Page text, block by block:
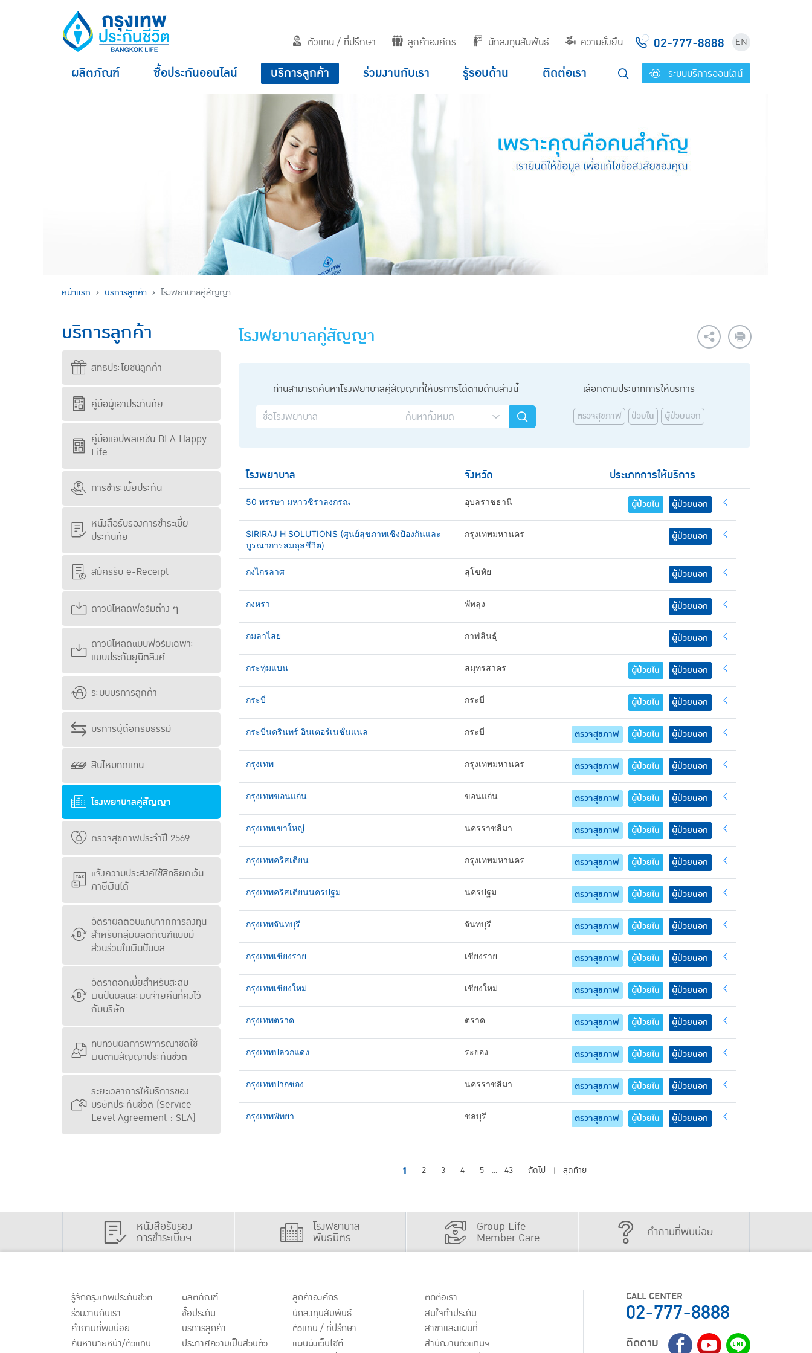
ตัวแทน / ที่ปรึกษา ลูกค้าองค์กร นักลงทุนสัมพันธ์ ความยั่งยืน 02-777-8888 EN
ผลิตภัณฑ์ ซื้อประกันออนไลน์ บริการลูกค้า ร่วมงานกับเรา รู้รอบด้าน ติดต่อเรา ระบบบริการออนไลน์
หน้าแรก บริการลูกค้า โรงพยาบาลคู่สัญญา
บริการลูกค้า
สิทธิประโยชน์ลูกค้า
คู่มือผู้เอาประกันภัย
คู่มือแอปพลิเคชัน BLA Happy
Life
การชำระเบี้ยประกัน
หนังสือรับรองการชำระเบี้ย
ประกันภัย
สมัครรับ e-Receipt
ดาวน์โหลดฟอร์มต่าง ๆ
ดาวน์โหลดแบบฟอร์มเฉพาะ
แบบประกันยูนิตลิงค์
ระบบบริการลูกค้า
บริการผู้ถือกรมธรรม์
สินไหมทดแทน
โรงพยาบาลคู่สัญญา
ตรวจสุขภาพประจำปี 2569
แจ้งความประสงค์ใช้สิทธิยกเว้น
ภาษีเงินได้
อัตราผลตอบแทนจากการลงทุน
สำหรับกลุ่มผลิตภัณฑ์แบบมี
ส่วนร่วมในเงินปันผล
อัตราดอกเบี้ยสำหรับสะสม
เงินปันผลและเงินจ่ายคืนที่คงไว้
กับบริษัท
ทบทวนผลการพิจารณาชดใช้
เงินตามสัญญาประกันชีวิต
ระยะเวลาการให้บริการของ
บริษัทประกันชีวิต (Service
Level Agreement : SLA)
โรงพยาบาลคู่สัญญา
ท่านสามารถค้นหาโรงพยาบาลคู่สัญญาที่ให้บริการได้ตามด้านล่างนี้ เลือกตามประเภทการให้บริการ
ตรวจสุขภาพ ป่วยใน ผู้ป่วยนอก
โรงพยาบาล จังหวัด ประเภทการให้บริการ
50 พรรษา มหาวชิราลงกรณ อุบลราชธานี ผู้ป่วยใน ผู้ป่วยนอก
SIRIRAJ H SOLUTIONS (ศูนย์สุขภาพเชิงป้องกันและ
บูรณาการสมดุลชีวิต)
กรุงเทพมหานคร ผู้ป่วยนอก
กงไกรลาศ สุโขทัย ผู้ป่วยนอก
กงหรา พัทลุง ผู้ป่วยนอก
กมลาไสย กาฬสินธุ์ ผู้ป่วยนอก
กระทุ่มแบน สมุทรสาคร ผู้ป่วยใน ผู้ป่วยนอก
กระบี่ กระบี่ ผู้ป่วยใน ผู้ป่วยนอก
กระบี่นครินทร์ อินเตอร์เนชั่นแนล กระบี่ ตรวจสุขภาพ ผู้ป่วยใน ผู้ป่วยนอก
กรุงเทพ กรุงเทพมหานคร ตรวจสุขภาพ ผู้ป่วยใน ผู้ป่วยนอก
กรุงเทพขอนแก่น ขอนแก่น ตรวจสุขภาพ ผู้ป่วยใน ผู้ป่วยนอก
กรุงเทพเขาใหญ่ นครราชสีมา ตรวจสุขภาพ ผู้ป่วยใน ผู้ป่วยนอก
กรุงเทพคริสเตียน กรุงเทพมหานคร ตรวจสุขภาพ ผู้ป่วยใน ผู้ป่วยนอก
กรุงเทพคริสเตียนนครปฐม นครปฐม ตรวจสุขภาพ ผู้ป่วยใน ผู้ป่วยนอก
กรุงเทพจันทบุรี จันทบุรี ตรวจสุขภาพ ผู้ป่วยใน ผู้ป่วยนอก
กรุงเทพเชียงราย เชียงราย ตรวจสุขภาพ ผู้ป่วยใน ผู้ป่วยนอก
กรุงเทพเชียงใหม่ เชียงใหม่ ตรวจสุขภาพ ผู้ป่วยใน ผู้ป่วยนอก
กรุงเทพตราด ตราด ตรวจสุขภาพ ผู้ป่วยใน ผู้ป่วยนอก
กรุงเทพปลวกแดง ระยอง ตรวจสุขภาพ ผู้ป่วยใน ผู้ป่วยนอก
กรุงเทพปากช่อง นครราชสีมา ตรวจสุขภาพ ผู้ป่วยใน ผู้ป่วยนอก
กรุงเทพพัทยา ชลบุรี ตรวจสุขภาพ ผู้ป่วยใน ผู้ป่วยนอก
1 2 3 4 5 ... 43 ถัดไป | สุดท้าย
หนังสือรับรอง
การชำระเบี้ยฯ
โรงพยาบาล
พันธมิตร
Group Life
Member Care คำถามที่พบบ่อย
รู้จักกรุงเทพประกันชีวิต
ร่วมงานกับเรา
คำถามที่พบบ่อย
ค้นหานายหน้า/ตัวแทน
ผลิตภัณฑ์
ชื้อประกัน
บริการลูกค้า
ประกาศความเป็นส่วนตัว
ลูกค้าองค์กร
นักลงทุนสัมพันธ์
ตัวแทน / ที่ปรึกษา
แผนผังเว็บไซต์
ติดต่อเรา
สนใจทำประกัน
สาขาและแผนที่
สำนักงานตัวแทนฯ
CALL CENTER
02-777-8888
ติดตาม